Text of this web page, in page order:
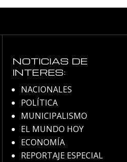
NOTICIAS DE
INTERES:
NACIONALES
POLÍTICA
MUNICIPALISMO
EL MUNDO HOY
ECONOMÍA
REPORTAJE ESPECIAL